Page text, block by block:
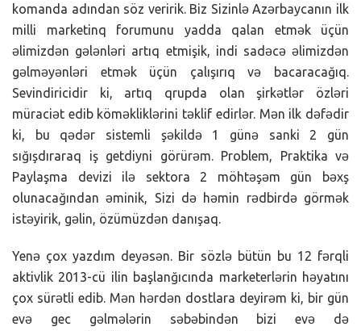
komanda adından söz veririk. Biz Sizinlə Azərbaycanın ilk
milli marketinq forumunu yadda qalan etmək üçün
əlimizdən gələnləri artıq etmişik, indi sadəcə əlimizdən
gəlməyənləri etmək üçün çalışırıq və bacaracağıq.
Sevindiricidir ki, artıq qrupda olan şirkətlər özləri
müraciət edib köməkliklərini təklif edirlər. Mən ilk dəfədir
ki, bu qədər sistemli şəkildə 1 günə sanki 2 gün
sığışdıraraq iş getdiyni görürəm. Problem, Praktika və
Paylaşma devizi ilə sektora 2 möhtəşəm gün bəxş
olunacağından əminik, Sizi də həmin rədbirdə görmək
istəyirik, gəlin, özümüzdən danışaq.
Yenə çox yazdım deyəsən. Bir sözlə bütün bu 12 fərqli
aktivlik 2013-cü ilin başlanğıcında marketerlərin həyatını
çox sürətli edib. Mən hərdən dostlara deyirəm ki, bir gün
evə gec gəlmələrin səbəbindən bizi evə də